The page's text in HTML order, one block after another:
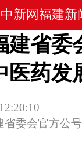
中新网福建新
建省委
医药发
省委会官方公号